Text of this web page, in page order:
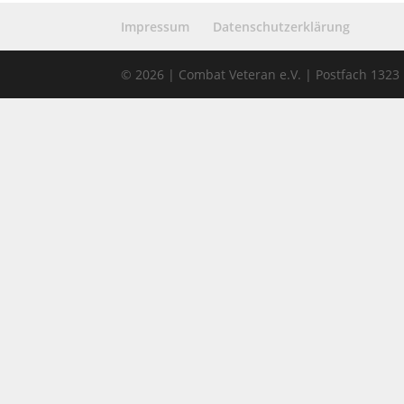
Impressum Datenschutzerklärung
© 2026 | Combat Veteran e.V. | Postfach